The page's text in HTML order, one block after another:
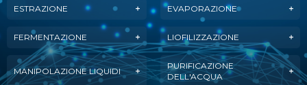
ESTRAZIONE EVAPORAZIONE
FERMENTAZIONE LIOFILIZZAZIONE
MANIPOLAZIONE LIQUIDI
PURIFICAZIONE
DELL'ACQUA